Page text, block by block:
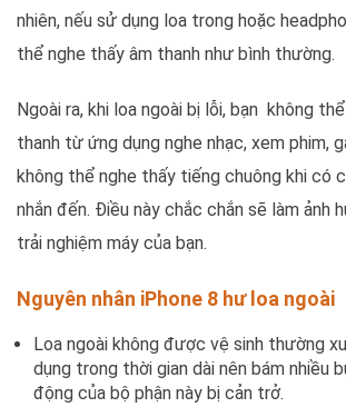
nhiên, nếu sử dụng loa trong hoặc
thể nghe thấy âm thanh như bình thường.
Ngoài ra, khi loa ngoài bị lỗi, bạn không
thanh từ ứng dụng nghe nhạc, xem phim,
không thể nghe thấy tiếng chuông khi có
nhắn đến. Điều này chắc chắn sẽ làm ảnh
trải nghiệm máy của bạn.
Nguyên nhân iPhone 8 hư loa ngoài
Loa ngoài không được vệ sinh thường
dụng trong thời gian dài nên bám nhiều
động của bộ phận này bị cản trở.